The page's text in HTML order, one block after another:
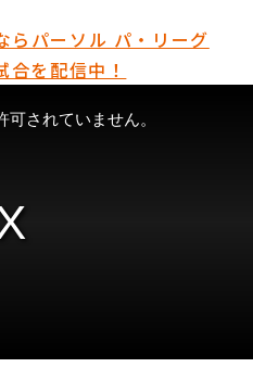
らパーソル パ・リーグ
を配信中！